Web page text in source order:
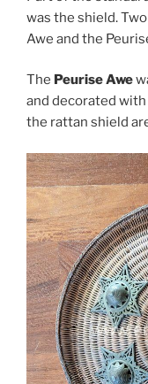
was the shield.
Awe and the
The Peurise Awe
and decorated
the rattan shield